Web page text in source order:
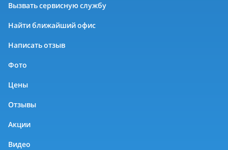
Вызвать сервисную службу
Найти ближайший офис
Написать отзыв
Фото
Цены
Отзывы
Акции
Видео